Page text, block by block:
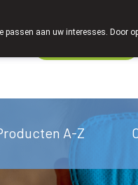
A-Z
aan uw interesses. Door